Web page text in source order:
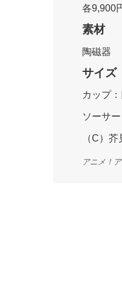
各9,900
素材
陶磁器
サイズ
カップ
ソーサ
（C）
アニメ！